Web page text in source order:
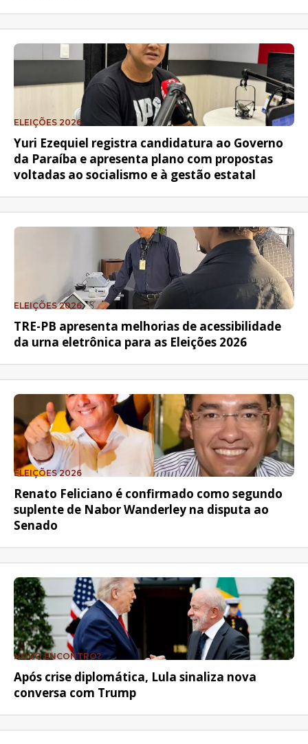
ELEIÇÕES 2026
Yuri Ezequiel registra candidatura ao Governo
da Paraíba e apresenta plano com propostas
voltadas ao socialismo e à gestão estatal
ELEIÇÕES 2026
TRE-PB apresenta melhorias de acessibilidade
da urna eletrônica para as Eleições 2026
ELEIÇÕES 2026
Renato Feliciano é confirmado como segundo
suplente de Nabor Wanderley na disputa ao
Senado
NOVO ENCONTRO?
Após crise diplomática, Lula sinaliza nova
conversa com Trump